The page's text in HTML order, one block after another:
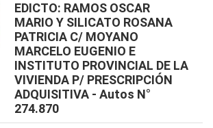
EDICTO: RAMOS OSCAR
MARIO Y SILICATO ROSANA
PATRICIA C/ MOYANO
MARCELO EUGENIO E
INSTITUTO PROVINCIAL DE LA
VIVIENDA P/ PRESCRIPCIÓN
ADQUISITIVA - Autos N°
274.870